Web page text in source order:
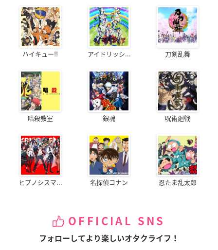
ハイキュー!! アイドリッシ... 刀剣乱舞
暗殺教室 銀魂 呪術廻戦
ヒプノシスマ... 名探偵コナン 忍たま乱太郎
OFFICIAL SNS
フォローしてより楽しいオタクライフ！